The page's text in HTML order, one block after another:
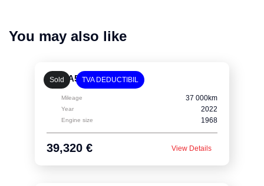
You may also like
Sold TVA DEDUCTIBIL
Audi A5 Coupe
Mileage 37 000km
Year 2022
Engine size 1968
39,320 € View Details